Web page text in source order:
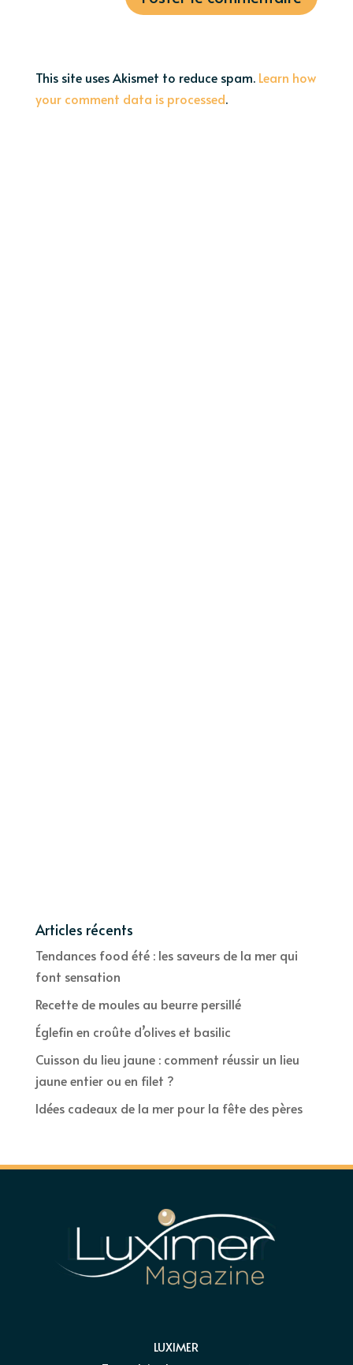
This site uses Akismet to reduce spam. Learn how
your comment data is processed.
Articles récents
Tendances food été : les saveurs de la mer qui
font sensation
Recette de moules au beurre persillé
Églefin en croûte d’olives et basilic
Cuisson du lieu jaune : comment réussir un lieu
jaune entier ou en filet ?
Idées cadeaux de la mer pour la fête des pères
LUXIMER